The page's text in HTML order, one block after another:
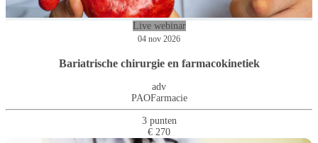
Live webinar
04 nov 2026
Bariatrische chirurgie en farmacokinetiek
adv
PAOFarmacie
3 punten
€ 270